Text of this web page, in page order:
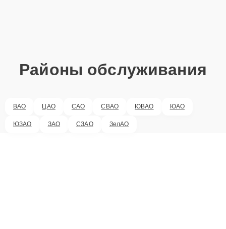
Районы обслуживания
ВАО ЦАО САО СВАО ЮВАО ЮАО
ЮЗАО ЗАО СЗАО ЗелАО